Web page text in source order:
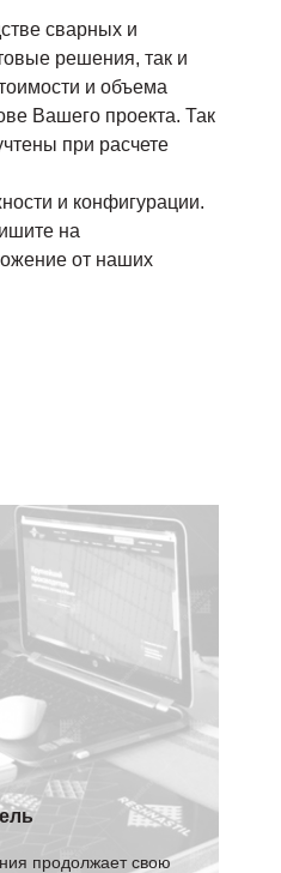
сварных и
решения, так и
и объема
Вашего проекта. Так
при расчете
и конфигурации.
на
от наших
продолжает свою